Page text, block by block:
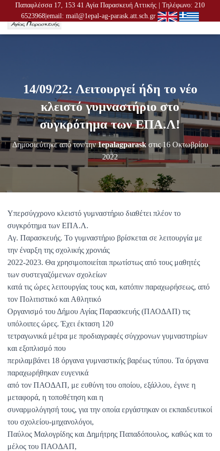
Παπαφλέσσα 17, 153 41 Αγία Παρασκευή Αττικής | Τηλέφωνο: 210
6523968|email: mail@1epal-ag-parask.att.sch.gr
Ν
Ο
Ή
Γ
Η
Σ
14/09/22: Λειτουργεί ήδη το νέο
κλειστό γυμναστήριο στο
συγκρότημα των ΕΠΑ.Λ!
Δημοσιεύτηκε από τον/την1epalagparaskστις 16 Οκτωβρίου
2022
Υπερσύγχρονο κλειστό γυμναστήριο διαθέτει πλέον το
συγκρότημα των ΕΠΑ.Λ.
Αγ. Παρασκευής. Το γυμναστήριο βρίσκεται σε λειτουργία με
την έναρξη της σχολικής χρονιάς
2022-2023. Θα χρησιμοποιείται πρωτίστως από τους μαθητές
των συστεγαζόμενων σχολείων
κατά τις ώρες λειτουργίας τους και, κατόπιν παραχωρήσεως, από
τον Πολιτιστικό και Αθλητικό
Οργανισμό του Δήμου Αγίας Παρασκευής (ΠΑΟΔΑΠ) τις
υπόλοιπες ώρες. Έχει έκταση 120
τετραγωνικά μέτρα με προδιαγραφές σύγχρονων γυμναστηρίων
και εξοπλισμό που
περιλαμβάνει 18 όργανα γυμναστικής βαρέως τύπου. Τα όργανα
παραχωρήθηκαν ευγενικά
από τον ΠΑΟΔΑΠ, με ευθύνη του οποίου, εξάλλου, έγινε η
μεταφορά, η τοποθέτηση και η
συναρμολόγησή τους, για την οποία εργάστηκαν οι εκπαιδευτικοί
του σχολείου-μηχανολόγοι,
Παύλος Μαλογρίδης και Δημήτρης Παπαδόπουλος, καθώς και το
μέλος του ΠΑΟΔΑΠ,